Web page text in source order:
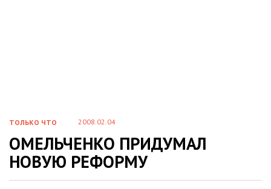
ТОЛЬКО ЧТО 2008.02.04
ОМЕЛЬЧЕНКО ПРИДУМАЛ
НОВУЮ РЕФОРМУ